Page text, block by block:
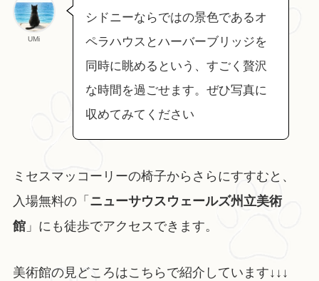
UMi
シドニーならではの景色であるオ
ペラハウスとハーバーブリッジを
同時に眺めるという、すごく贅沢
な時間を過ごせます。ぜひ写真に
収めてみてください
ミセスマッコーリーの椅子からさらにすすむと、
入場無料の「 ニューサウスウェールズ州立美術
館」にも徒歩でアクセスできます。
美術館の見どころはこちらで紹介しています↓↓↓